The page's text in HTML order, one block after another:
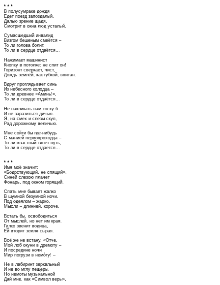
* * *
В полусумраке дождя
Едет поезд запоздалый.
Далью зрение щадя,
Смотрит в окна люд усталый.
Сумасшедший инвалид
Визгом бешеным смеётся –
То ли голова болит,
То ли в сердце отдаётся…
Нажимает машинист
Кнопку в потолке: не спит он!
Горизонт сверкает, чист,
Дождь землёй, как губкой, впитан.
Вдруг проглядывает синь
Из небесного колодца –
То ли древнее «Аминь!»,
То ли в сердце отдаётся…
Не накликать нам тоску б
И не заразиться дичью.
Я, на смех и слёзы скуп,
Рад дорожному величью.
Мне сойти бы где-нибудь
С манией первопроходца –
То ли властный тянет путь,
То ли в сердце отдаётся…
* * *
Имя моё значит:
«Бодрствующий, не спящий».
Синей слезою плачет
Фонарь, под окном горящий.
Спать мне бывает жалко
В шумной безумной ночи.
Под одеялом – жарко,
Мысли – длинней, короче.
Встать бы, освободиться
От мыслей, но нет им края.
Гулко звенит водица,
Ей вторит земля сырая.
Всё же не встану. «Отче,
Мой лоб окуни в дремоту –
И посредине ночи
Мир погрузи в немóту! –
Не в лабиринт зеркальный
И не во мглу пещеры.
Но немоты музыкальной
Дай мне, как «Символ веры»,